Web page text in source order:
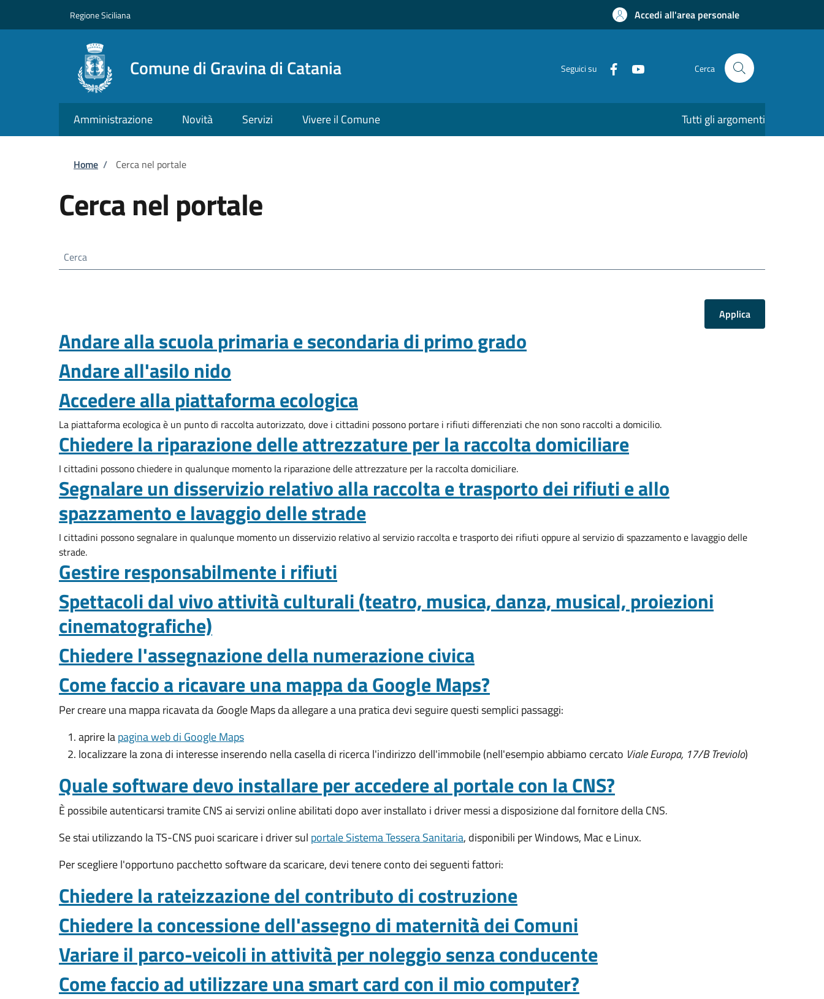
Regione Siciliana Accedi all'area personale
Comune di Gravina di Catania Seguici su Cerca
Amministrazione Novità Servizi Vivere il Comune Tutti gli argomenti
Briciole di pane
Home / Cerca nel portale
Cerca nel portale
Cerca
Andare alla scuola primaria e secondaria di primo grado
Andare all'asilo nido
Accedere alla piattaforma ecologica
La piattaforma ecologica è un punto di raccolta autorizzato, dove i cittadini possono portare i rifiuti differenziati che non sono raccolti a domicilio.
Chiedere la riparazione delle attrezzature per la raccolta domiciliare
I cittadini possono chiedere in qualunque momento la riparazione delle attrezzature per la raccolta domiciliare.
Segnalare un disservizio relativo alla raccolta e trasporto dei rifiuti e allo
spazzamento e lavaggio delle strade
I cittadini possono segnalare in qualunque momento un disservizio relativo al servizio raccolta e trasporto dei rifiuti oppure al servizio di spazzamento e lavaggio delle
strade.
Gestire responsabilmente i rifiuti
Spettacoli dal vivo attività culturali (teatro, musica, danza, musical, proiezioni
cinematografiche)
Chiedere l'assegnazione della numerazione civica
Come faccio a ricavare una mappa da Google Maps?
Per creare una mappa ricavata da Google Maps da allegare a una pratica devi seguire questi semplici passaggi:
aprire lapagina web di Google Maps
localizzare la zona di interesse inserendo nella casella di ricerca l'indirizzo dell'immobile (nell'esempio abbiamo cercato Viale Europa, 17/B Treviolo)
Quale software devo installare per accedere al portale con la CNS?
È possibile autenticarsi tramite CNS ai servizi online abilitati dopo aver installato i driver messi a disposizione dal fornitore della CNS.
Se stai utilizzando la TS-CNS puoi scaricare i driver sul portale Sistema Tessera Sanitaria, disponibili per Windows, Mac e Linux.
Per scegliere l'opportuno pacchetto software da scaricare, devi tenere conto dei seguenti fattori:
Chiedere la rateizzazione del contributo di costruzione
Chiedere la concessione dell'assegno di maternità dei Comuni
Variare il parco-veicoli in attività per noleggio senza conducente
Come faccio ad utilizzare una smart card con il mio computer?